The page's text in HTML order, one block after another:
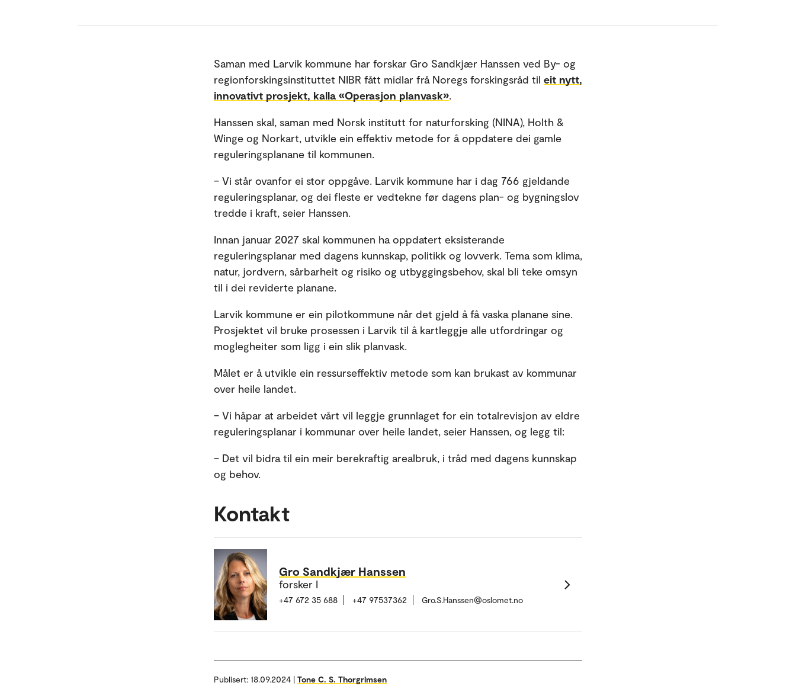
Saman med Larvik kommune har forskar Gro Sandkjær Hanssen ved By- og
regionforskingsinstituttet NIBR fått midlar frå Noregs forskingsråd til eit nytt,
innovativt prosjekt, kalla «Operasjon planvask».
Hanssen skal, saman med Norsk institutt for naturforsking (NINA), Holth &
Winge og Norkart, utvikle ein effektiv metode for å oppdatere dei gamle
reguleringsplanane til kommunen.
– Vi står ovanfor ei stor oppgåve. Larvik kommune har i dag 766 gjeldande
reguleringsplanar, og dei fleste er vedtekne før dagens plan- og bygningslov
tredde i kraft, seier Hanssen.
Innan januar 2027 skal kommunen ha oppdatert eksisterande
reguleringsplanar med dagens kunnskap, politikk og lovverk. Tema som klima,
natur, jordvern, sårbarheit og risiko og utbyggingsbehov, skal bli teke omsyn
til i dei reviderte planane.
Larvik kommune er ein pilotkommune når det gjeld å få vaska planane sine.
Prosjektet vil bruke prosessen i Larvik til å kartleggje alle utfordringar og
moglegheiter som ligg i ein slik planvask.
Målet er å utvikle ein ressurseffektiv metode som kan brukast av kommunar
over heile landet.
– Vi håpar at arbeidet vårt vil leggje grunnlaget for ein totalrevisjon av eldre
reguleringsplanar i kommunar over heile landet, seier Hanssen, og legg til:
– Det vil bidra til ein meir berekraftig arealbruk, i tråd med dagens kunnskap
og behov.
Kontakt
Gro Sandkjær Hanssen
forsker I
+47 672 35 688 +47 97537362 Gro.S.Hanssen@oslomet.no
Publisert: 18.09.2024 | Tone C. S. Thorgrimsen